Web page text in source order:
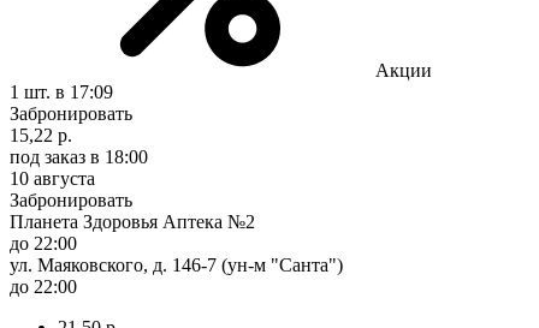
Акции
1 шт. в 17:09
Забронировать
15,22 р.
под заказ в 18:00
10 августа
Забронировать
Планета Здоровья Аптека №2
до 22:00
ул. Маяковского, д. 146-7 (ун-м "Санта")
до 22:00